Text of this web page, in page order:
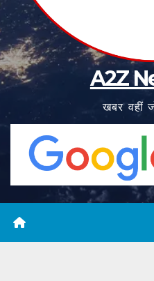
A2Z
खबर वहीं